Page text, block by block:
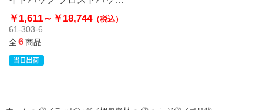
マチ幅ワイドタイプ
￥1,611～ ￥18,744（税込）
61-303-6
全6商品